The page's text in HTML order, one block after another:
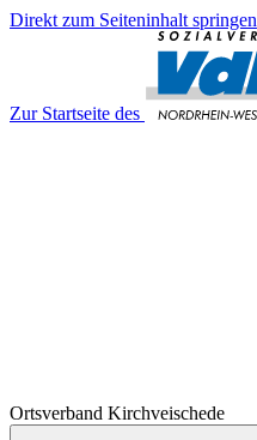
Direkt zum Seiteninhalt springen
Zur Startseite des
Ortsverband Kirchveischede